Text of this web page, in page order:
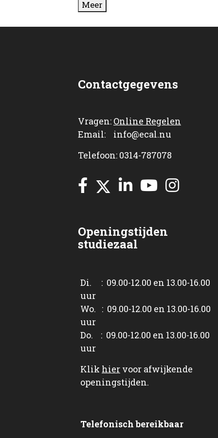
Meer
Contactgegevens
Vragen: Online Regelen
Email: info@ecal.nu
Telefoon: 0314-787078
Openingstijden
studiezaal
Di. : 09.00-12.00 en 13.00-16.00
uur
Wo. : 09.00-12.00 en 13.00-16.00
uur
Do. : 09.00-12.00 en 13.00-16.00
uur
Klik hier voor afwijkende
openingstijden.
Telefonisch bereikbaar